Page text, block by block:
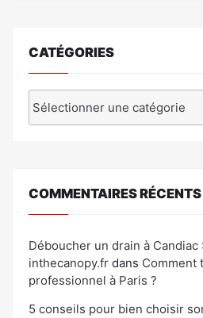
CATÉGORIES
COMMENTAIRES RÉCENTS
Déboucher un drain à Candiac
inthecanopy.fr dans Comment
professionnel à Paris ?
5 conseils pour bien choisir